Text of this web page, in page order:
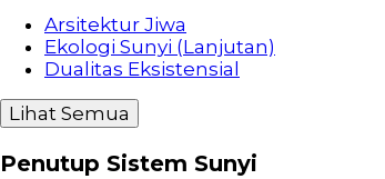
Arsitektur Jiwa
Ekologi Sunyi (Lanjutan)
Dualitas Eksistensial
Lihat Semua
Penutup Sistem Sunyi